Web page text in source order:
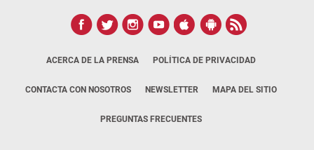
ACERCA DE LA PRENSA POLÍTICA DE PRIVACIDAD
CONTACTA CON NOSOTROS NEWSLETTER MAPA DEL SITIO
PREGUNTAS FRECUENTES